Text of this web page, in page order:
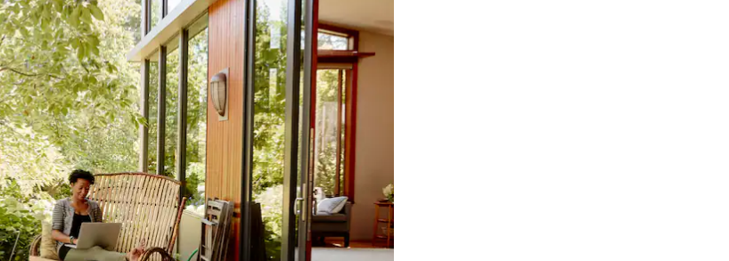
lart e poshtë ose eksploro duke prekur ose duke lëvizur ekranin.